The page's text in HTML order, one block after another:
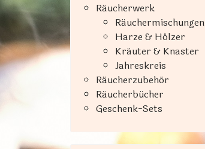
Räucherwerk
Räuchermischungen
Harze & Hölzer
Kräuter & Knaster
Jahreskreis
Räucherzubehör
Räucherbücher
Geschenk-Sets